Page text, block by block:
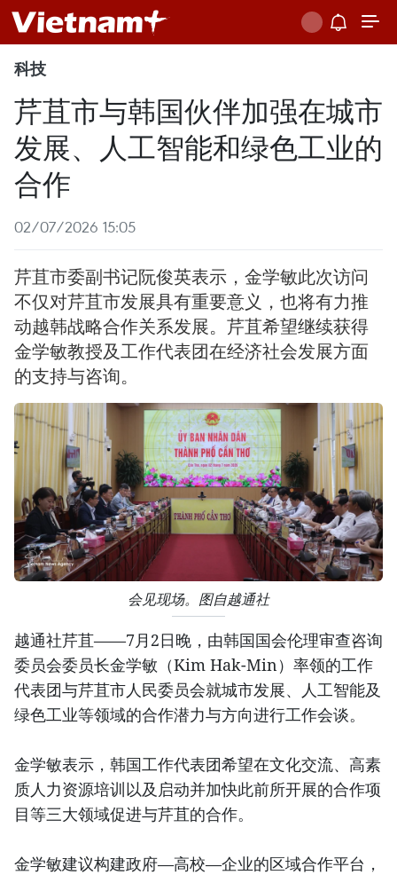
科技
芹苴市与韩国伙伴加强在城市
发展、人工智能和绿色工业的
合作
02/07/2026 15:05
芹苴市委副书记阮俊英表示，金学敏此次访问
不仅对芹苴市发展具有重要意义，也将有力推
动越韩战略合作关系发展。芹苴希望继续获得
金学敏教授及工作代表团在经济社会发展方面
的支持与咨询。
会见现场。图自越通社
越通社芹苴——7月2日晚，由韩国国会伦理审查咨询
委员会委员长金学敏（Kim Hak-Min）率领的工作
代表团与芹苴市人民委员会就城市发展、人工智能及
绿色工业等领域的合作潜力与方向进行工作会谈。
金学敏表示，韩国工作代表团希望在文化交流、高素
质人力资源培训以及启动并加快此前所开展的合作项
目等三大领域促进与芹苴的合作。
金学敏建议构建政府—高校—企业的区域合作平台，